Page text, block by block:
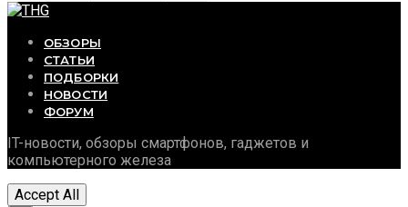
ОБЗОРЫ
СТАТЬИ
ПОДБОРКИ
НОВОСТИ
ФОРУМ
IT-новости, обзоры смартфонов, гаджетов и
компьютерного железа
Accept All